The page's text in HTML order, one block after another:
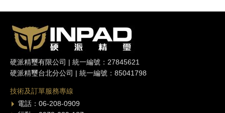
硬派精璽有限公司 | 統一編號：27845621
硬派精璽台北分公司 | 統一編號：85041798
技術及訂單服務專線
電話：06-208-0909